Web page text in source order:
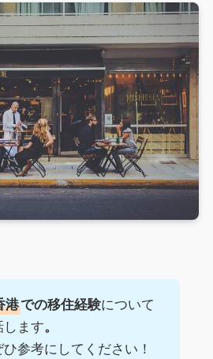
港での移住経験について
します。
ひ参考にしてください！